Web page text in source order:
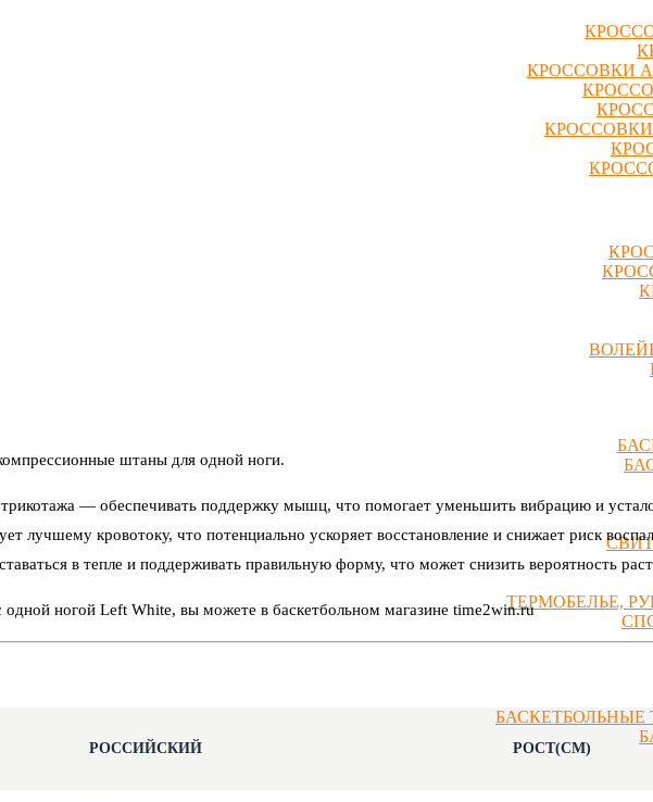
КРОССОВКИ
КРОССОВКИ
ТЕРМОБЕЛЬЕ,
БАСКЕТБОЛЬНЫЕ
штаны для одной ноги.
— обеспечивать поддержку мышц, что помогает уменьшить вибрацию и
лучшему кровотоку, что потенциально ускоряет восстановление и снижает риск
в тепле и поддерживать правильную форму, что может снизить вероятность
ногой Left White, вы можете в баскетбольном магазине time2win.ru
РОССИЙСКИЙ РОСТ(СМ)